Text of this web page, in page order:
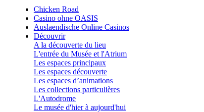
Chicken Road
Casino ohne OASIS
Auslaendische Online Casinos
Découvrir
A la découverte du lieu
L'entrée du Musée et l'Atrium
Les espaces principaux
Les espaces découverte
Les espaces d’animations
Les collections particulières
L'Autodrome
Le musée d'hier à aujourd'hui